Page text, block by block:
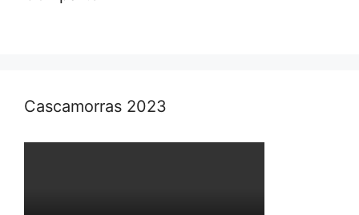
Cascamorras 2023